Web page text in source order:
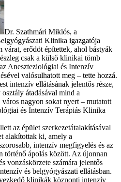
Dr. Szathmári Miklós, a
Klinika igazgatója
várat, erődöt építettek, ahol bástyák
csak a külső klinikai tömb
Aneszteziológiai és Intenzív
valósulhatott meg – tette hozzá.
intenzív ellátásának jelentős része,
átadásával mind a
nagyon sokat nyert – mutatott
és Intenzív Terápiás Klinika
az épület szerkezetátalakításával
alakítottak ki, amely a
intenzív megfigyelés és az
történő ápolás között. Az újonnan
vonzáskörzete számára jelentős
és belgyógyászati ellátásban.
klinikák központi intenzív